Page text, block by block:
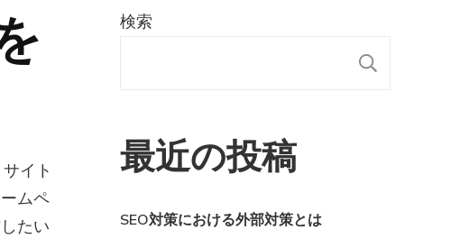
イト
ムペ
たい
検索
最近の投稿
SEO対策における外部対策とは